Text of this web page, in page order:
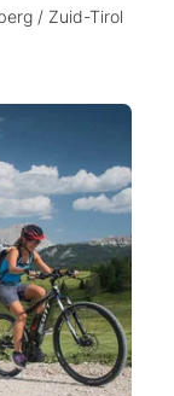
/ Zuid-Tirol